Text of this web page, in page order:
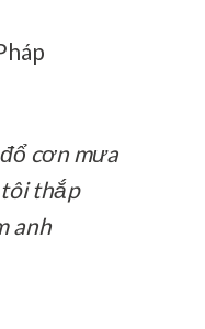
cơn mưa
thắp
anh